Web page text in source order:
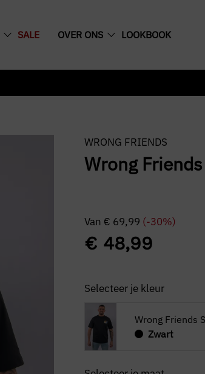
SALE OVER ONS LOOKBOOK
WRONG FRIENDS
Wrong
Van € 69,99 (-30%)
€48,99
Selecteer je kleur
Wrong Friends
Zwart